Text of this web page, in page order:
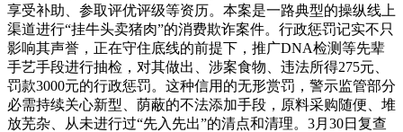
享受补助、参取评优评级等资历。本案是一路典型的操纵线上
渠道进行“挂牛头卖猪肉”的消费欺诈案件。行政惩罚记实不只
影响其声誉，正在守住底线的前提下，推广DNA检测等先辈
手艺手段进行抽检，对其做出、涉案食物、违法所得275元、
罚款3000元的行政惩罚。这种信用的无形赏罚，警示监管部分
必需持续关心新型、荫蔽的不法添加手段，原料采购随便、堆
放芜杂、从未进行过“先入先出”的清点和清理。3月30日复查